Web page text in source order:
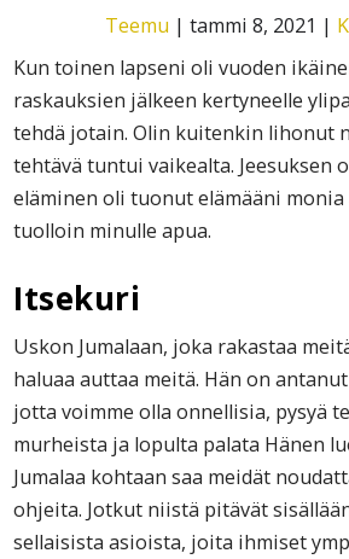
Teemu | tammi 8, 2021 |
Kun toinen lapseni oli vuoden
raskauksien jälkeen kertyneelle
tehdä jotain. Olin kuitenkin lihonut
tehtävä tuntui vaikealta. Jeesuksen
eläminen oli tuonut elämääni
tuolloin minulle apua.
Itsekuri
Uskon Jumalaan, joka rakastaa
haluaa auttaa meitä. Hän on
jotta voimme olla onnellisia, pysyä
murheista ja lopulta palata Hänen
Jumalaa kohtaan saa meidät
ohjeita. Jotkut niistä pitävät
sellaisista asioista, joita ihmiset